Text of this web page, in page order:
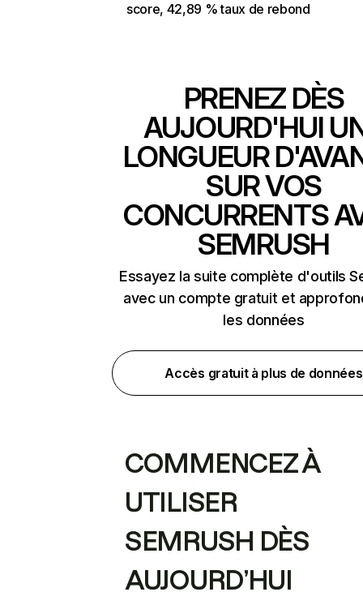
score, 42,89 % taux de rebond
PRENEZ DÈS
AUJOURD'HUI
LONGUEUR
SUR VOS
CONCURRENTS
SEMRUSH
Essayez la suite complète d'outils
avec un compte gratuit et
les données
Accès gratuit à plus de données
COMMENCEZ À
UTILISER
SEMRUSH DÈS
AUJOURD’HUI